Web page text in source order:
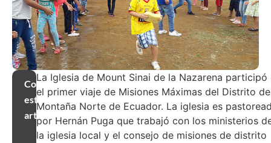
Compartir
este
artículo
La Iglesia de Mount Sinai de la Nazarena participó
el primer viaje de Misiones Máximas del Distrito de
Montaña Norte de Ecuador. La iglesia es
por Hernán Puga que trabajó con los ministerios
la iglesia local y el consejo de misiones de distrito